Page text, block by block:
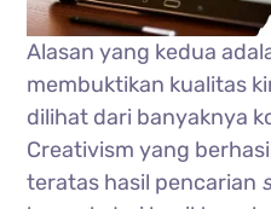
Alasan yang kedua
membuktikan kualitas
dilihat dari banyaknya
Creativism yang
teratas hasil pencarian